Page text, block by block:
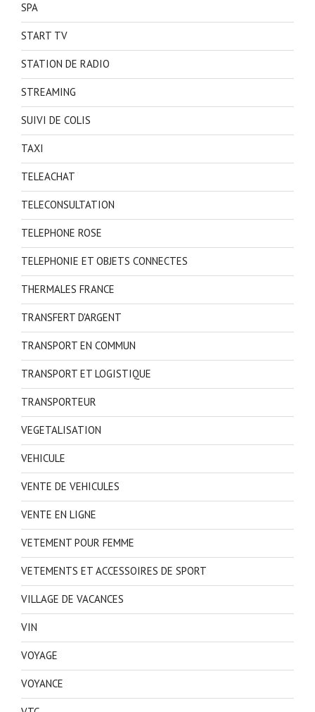
SPA
START TV
STATION DE RADIO
STREAMING
SUIVI DE COLIS
TAXI
TELEACHAT
TELECONSULTATION
TELEPHONE ROSE
TELEPHONIE ET OBJETS CONNECTES
THERMALES FRANCE
TRANSFERT D'ARGENT
TRANSPORT EN COMMUN
TRANSPORT ET LOGISTIQUE
TRANSPORTEUR
VEGETALISATION
VEHICULE
VENTE DE VEHICULES
VENTE EN LIGNE
VETEMENT POUR FEMME
VETEMENTS ET ACCESSOIRES DE SPORT
VILLAGE DE VACANCES
VIN
VOYAGE
VOYANCE